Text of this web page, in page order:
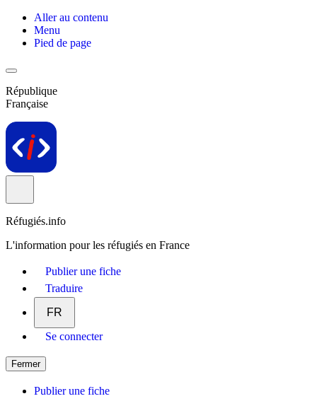
Aller au contenu
Menu
Pied de page
République
Française
Réfugiés.info
L'information pour les réfugiés en France
Publier une fiche
Traduire
FR
Se connecter
Fermer
Publier une fiche